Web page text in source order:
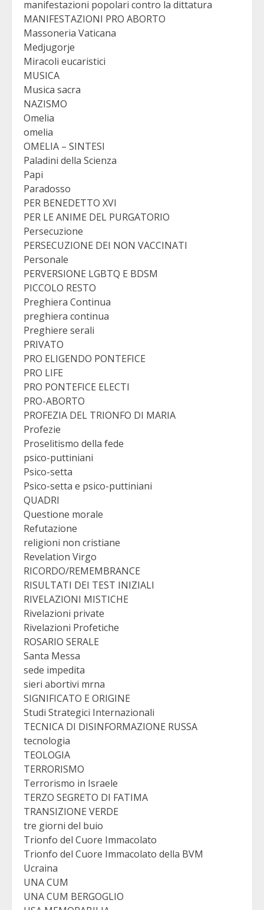
manifestazioni popolari contro la dittatura
MANIFESTAZIONI PRO ABORTO
Massoneria Vaticana
Medjugorje
Miracoli eucaristici
MUSICA
Musica sacra
NAZISMO
Omelia
omelia
OMELIA – SINTESI
Paladini della Scienza
Papi
Paradosso
PER BENEDETTO XVI
PER LE ANIME DEL PURGATORIO
Persecuzione
PERSECUZIONE DEI NON VACCINATI
Personale
PERVERSIONE LGBTQ E BDSM
PICCOLO RESTO
Preghiera Continua
preghiera continua
Preghiere serali
PRIVATO
PRO ELIGENDO PONTEFICE
PRO LIFE
PRO PONTEFICE ELECTI
PRO-ABORTO
PROFEZIA DEL TRIONFO DI MARIA
Profezie
Proselitismo della fede
psico-puttiniani
Psico-setta
Psico-setta e psico-puttiniani
QUADRI
Questione morale
Refutazione
religioni non cristiane
Revelation Virgo
RICORDO/REMEMBRANCE
RISULTATI DEI TEST INIZIALI
RIVELAZIONI MISTICHE
Rivelazioni private
Rivelazioni Profetiche
ROSARIO SERALE
Santa Messa
sede impedita
sieri abortivi mrna
SIGNIFICATO E ORIGINE
Studi Strategici Internazionali
TECNICA DI DISINFORMAZIONE RUSSA
tecnologia
TEOLOGIA
TERRORISMO
Terrorismo in Israele
TERZO SEGRETO DI FATIMA
TRANSIZIONE VERDE
tre giorni del buio
Trionfo del Cuore Immacolato
Trionfo del Cuore Immacolato della BVM
Ucraina
UNA CUM
UNA CUM BERGOGLIO